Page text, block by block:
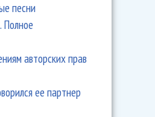
песни
авторских прав
ее партнер